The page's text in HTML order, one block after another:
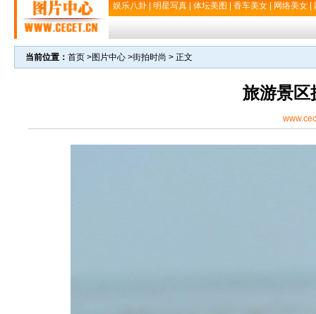
娱乐八卦 明星写真 体坛美图 香车美女 网络美女
当前位置： 首页 >图片中心 >街拍时尚 > 正文
旅游景区